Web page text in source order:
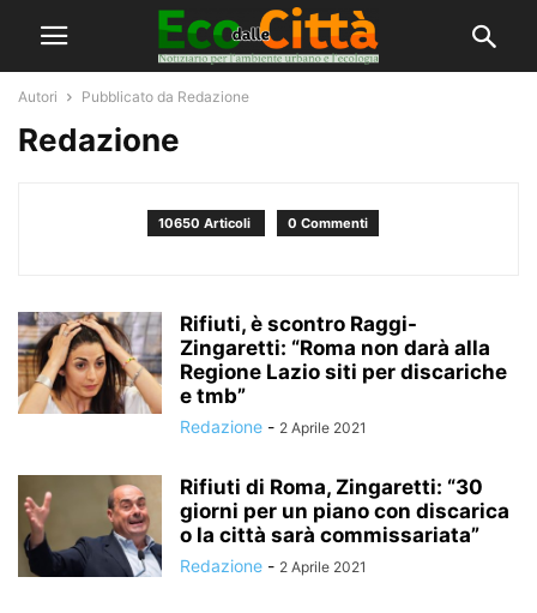
Autori Pubblicato da Redazione
Redazione
10650 Articoli 0 Commenti
Rifiuti, è scontro Raggi-
Zingaretti: “Roma non darà alla
Regione Lazio siti per discariche
e tmb”
Redazione - 2 Aprile 2021
Rifiuti di Roma, Zingaretti: “30
giorni per un piano con discarica
o la città sarà commissariata”
Redazione - 2 Aprile 2021